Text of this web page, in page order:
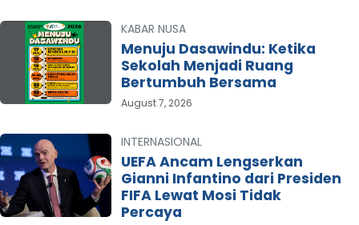
KABAR NUSA
Menuju Dasawindu: Ketika
Sekolah Menjadi Ruang
Bertumbuh Bersama
August 7, 2026
INTERNASIONAL
UEFA Ancam Lengserkan
Gianni Infantino dari Presiden
FIFA Lewat Mosi Tidak
Percaya